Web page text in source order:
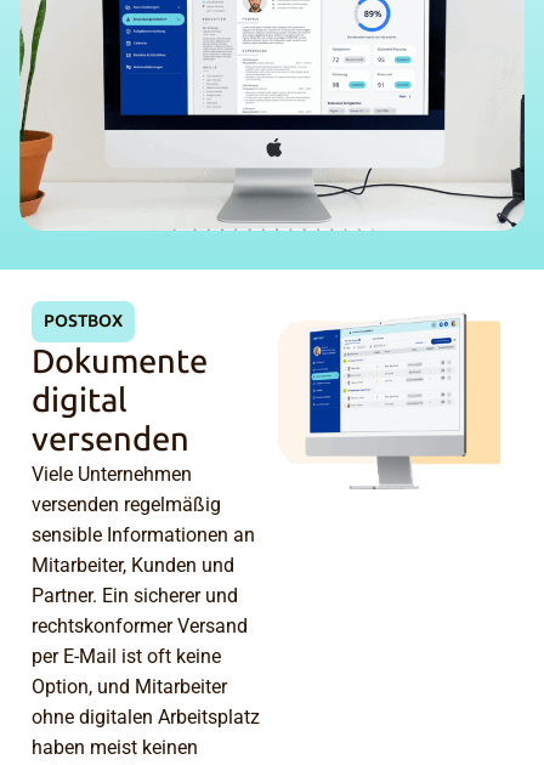
POSTBOX
Dokumente
digital
versenden
Viele Unternehmen
versenden regelmäßig
sensible Informationen an
Mitarbeiter, Kunden und
Partner. Ein sicherer und
rechtskonformer Versand
per E-Mail ist oft keine
Option, und Mitarbeiter
ohne digitalen Arbeitsplatz
haben meist keinen